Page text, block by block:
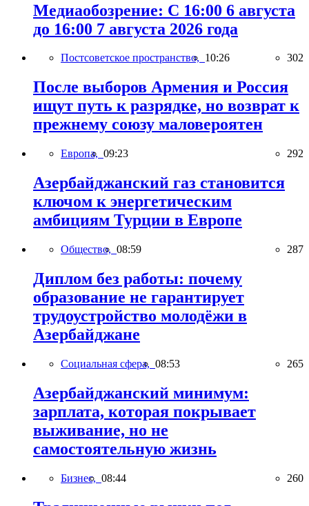
Медиаобозрение: С 16:00 6 августа
до 16:00 7 августа 2026 года
Постсоветское пространство, 10:26 302
После выборов Армения и Россия
ищут путь к разрядке, но возврат к
прежнему союзу маловероятен
Европа, 09:23 292
Азербайджанский газ становится
ключом к энергетическим
амбициям Турции в Европе
Общество, 08:59 287
Диплом без работы: почему
образование не гарантирует
трудоустройство молодёжи в
Азербайджане
Социальная сфера, 08:53 265
Азербайджанский минимум:
зарплата, которая покрывает
выживание, но не
самостоятельную жизнь
Бизнес, 08:44 260